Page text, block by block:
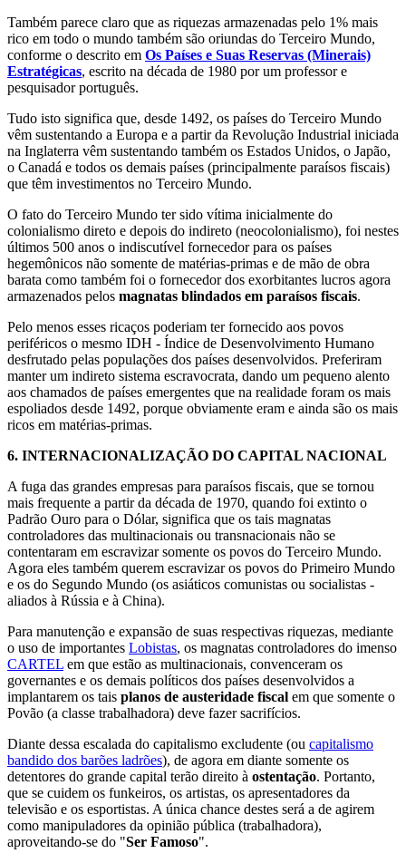
Também parece claro que as riquezas armazenadas pelo 1% mais
rico em todo o mundo também são oriundas do Terceiro Mundo,
conforme o descrito em Os Países e Suas Reservas (Minerais)
Estratégicas, escrito na década de 1980 por um professor e
pesquisador português.
Tudo isto significa que, desde 1492, os países do Terceiro Mundo
vêm sustentando a Europa e a partir da Revolução Industrial iniciada
na Inglaterra vêm sustentando também os Estados Unidos, o Japão,
o Canadá e todos os demais países (principalmente paraísos fiscais)
que têm investimentos no Terceiro Mundo.
O fato do Terceiro Mundo ter sido vítima inicialmente do
colonialismo direto e depois do indireto (neocolonialismo), foi nestes
últimos 500 anos o indiscutível fornecedor para os países
hegemônicos não somente de matérias-primas e de mão de obra
barata como também foi o fornecedor dos exorbitantes lucros agora
armazenados pelos magnatas blindados em paraísos fiscais.
Pelo menos esses ricaços poderiam ter fornecido aos povos
periféricos o mesmo IDH - Índice de Desenvolvimento Humano
desfrutado pelas populações dos países desenvolvidos. Preferiram
manter um indireto sistema escravocrata, dando um pequeno alento
aos chamados de países emergentes que na realidade foram os mais
espoliados desde 1492, porque obviamente eram e ainda são os mais
ricos em matérias-primas.
6. INTERNACIONALIZAÇÃO DO CAPITAL NACIONAL
A fuga das grandes empresas para paraísos fiscais, que se tornou
mais frequente a partir da década de 1970, quando foi extinto o
Padrão Ouro para o Dólar, significa que os tais magnatas
controladores das multinacionais ou transnacionais não se
contentaram em escravizar somente os povos do Terceiro Mundo.
Agora eles também querem escravizar os povos do Primeiro Mundo
e os do Segundo Mundo (os asiáticos comunistas ou socialistas -
aliados à Rússia e à China).
Para manutenção e expansão de suas respectivas riquezas, mediante
o uso de importantes Lobistas, os magnatas controladores do imenso
CARTEL em que estão as multinacionais, convenceram os
governantes e os demais políticos dos países desenvolvidos a
implantarem os tais planos de austeridade fiscal em que somente o
Povão (a classe trabalhadora) deve fazer sacrifícios.
Diante dessa escalada do capitalismo excludente (ou capitalismo
bandido dos barões ladrões), de agora em diante somente os
detentores do grande capital terão direito à ostentação. Portanto,
que se cuidem os funkeiros, os artistas, os apresentadores da
televisão e os esportistas. A única chance destes será a de agirem
como manipuladores da opinião pública (trabalhadora),
aproveitando-se do "Ser Famoso".